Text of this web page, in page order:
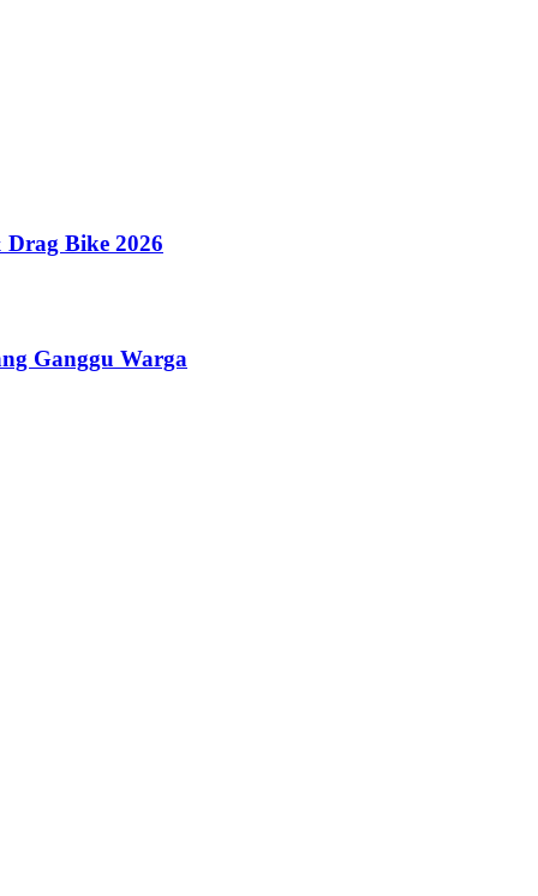
Bike 2026
Ganggu Warga